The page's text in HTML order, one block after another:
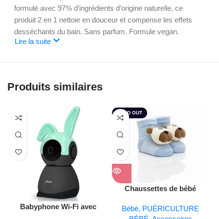
formulé avec 97% d’ingrédients d’origine naturelle, ce
produit 2 en 1 nettoie en douceur et compense les effets
desséchants du bain. Sans parfum. Formule vegan.
Lire la suite
Produits similaires
Babyphone Wi-Fi avec
SOLD OUT
Chaussettes de bébé
Bébé, PUÉRICULTURE